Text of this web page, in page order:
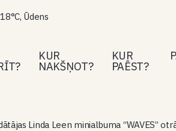
18°C, Ūdens
KUR
NAKŠŅOT?
KUR
PAĒST?
Linda Leen minialbuma “WAVES”